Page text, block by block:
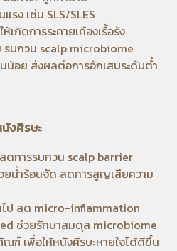
รง เช่น SLS/SLES
เกิดการระคายเคืองเรื้อรัง
รบกวน scalp microbiome
น้อย ส่งผลต่อการอักเสบระดับต่ำ
งศีรษะ
ดการรบกวน scalp barrier
ยน้ำร้อนจัด ลดการสูญเสียความ
ไป ลด micro-inflammation
ช่วยรักษาสมดุล microbiome
ฑ์ เพื่อให้หนังศีรษะหายใจได้ดีขึ้น